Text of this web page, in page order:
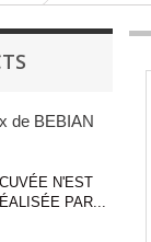
de BEBIAN
N'EST
PAR...